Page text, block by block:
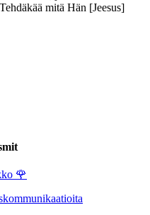
mitä Hän [Jeesus]
🌹